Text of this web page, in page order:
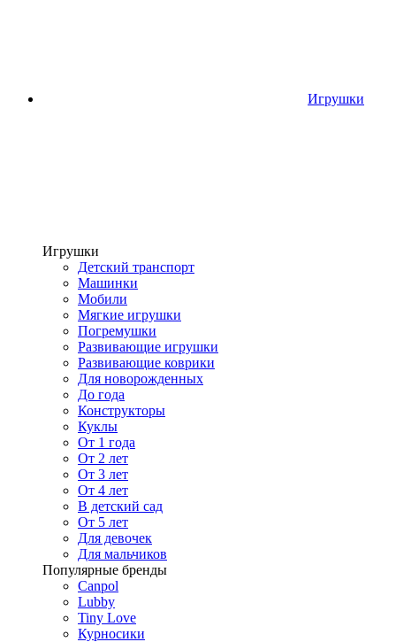
Игрушки
Игрушки
Детский транспорт
Машинки
Мобили
Мягкие игрушки
Погремушки
Развивающие игрушки
Развивающие коврики
Для новорожденных
До года
Конструкторы
Куклы
От 1 года
От 2 лет
От 3 лет
От 4 лет
В детский сад
От 5 лет
Для девочек
Для мальчиков
Популярные бренды
Canpol
Lubby
Tiny Love
Курносики